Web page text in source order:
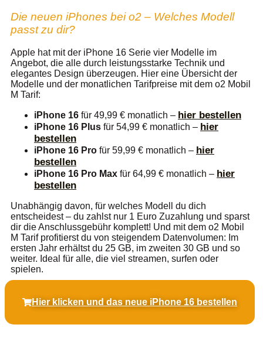
Die neuen iPhones bei o2 – Welches Modell
passt zu dir?
Apple hat mit der iPhone 16 Serie vier Modelle im
Angebot, die alle durch leistungsstarke Technik und
elegantes Design überzeugen. Hier eine Übersicht der
Modelle und der monatlichen Tarifpreise mit dem o2 Mobil
M Tarif:
iPhone 16 für 49,99 € monatlich – hier bestellen
iPhone 16 Plus für 54,99 € monatlich – hier
bestellen
iPhone 16 Pro für 59,99 € monatlich – hier
bestellen
iPhone 16 Pro Max für 64,99 € monatlich – hier
bestellen
Unabhängig davon, für welches Modell du dich
entscheidest – du zahlst nur 1 Euro Zuzahlung und sparst
dir die Anschlussgebühr komplett! Und mit dem o2 Mobil
M Tarif profitierst du von steigendem Datenvolumen: Im
ersten Jahr erhältst du 25 GB, im zweiten 30 GB und so
weiter. Ideal für alle, die viel streamen, surfen oder
spielen.
Hier klicken und das neue iPhone 16 bestellen